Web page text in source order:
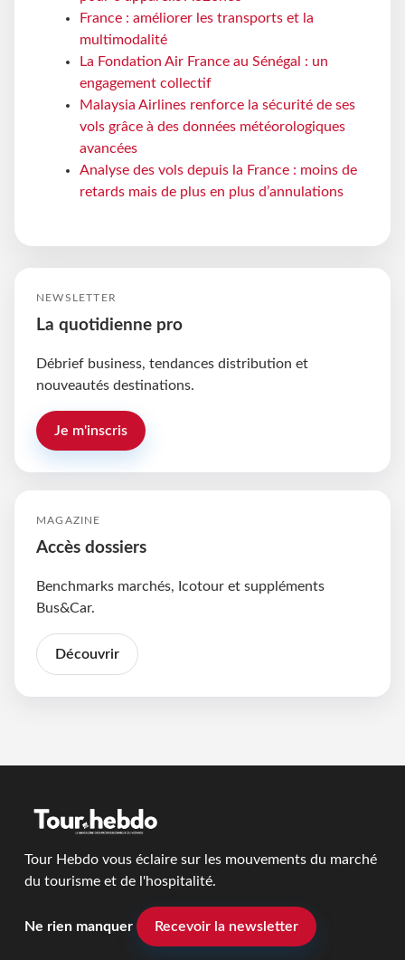
France : améliorer les transports et la
multimodalité
La Fondation Air France au Sénégal : un
engagement collectif
Malaysia Airlines renforce la sécurité de ses
vols grâce à des données météorologiques
avancées
Analyse des vols depuis la France : moins de
retards mais de plus en plus d’annulations
NEWSLETTER
La quotidienne pro
Débrief business, tendances distribution et
nouveautés destinations.
Je m'inscris
MAGAZINE
Accès dossiers
Benchmarks marchés, Icotour et suppléments
Bus&Car.
Découvrir
Tour Hebdo vous éclaire sur les mouvements du marché
du tourisme et de l'hospitalité.
Ne rien manquer Recevoir la newsletter